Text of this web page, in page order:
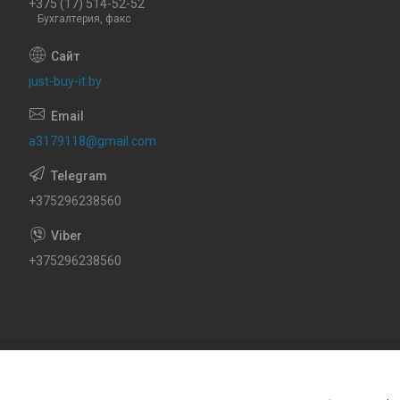
+375 (17) 514-52-52
Бухгалтерия, факс
just-buy-it.by
a3179118@gmail.com
+375296238560
+375296238560